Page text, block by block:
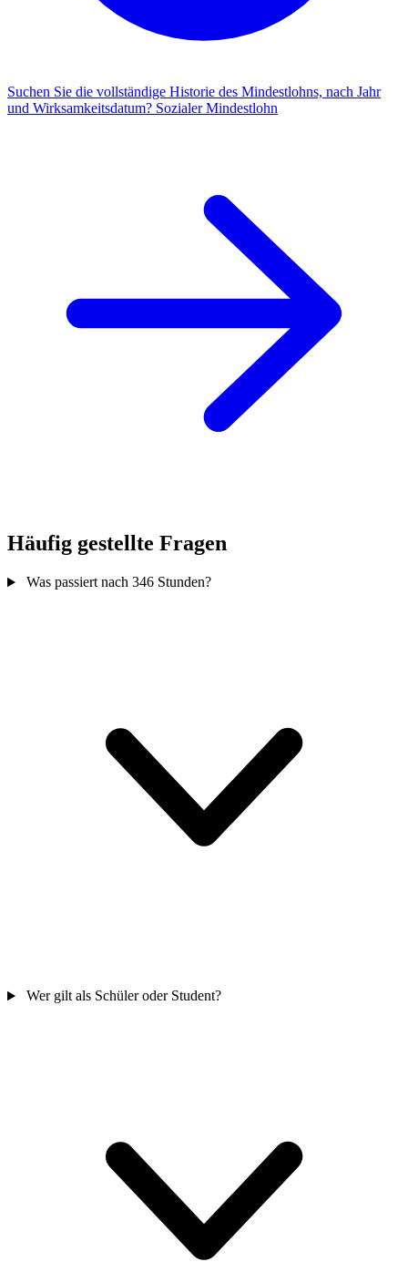
Suchen Sie die vollständige Historie des Mindestlohns, nach Jahr
und Wirksamkeitsdatum? Sozialer Mindestlohn
Häufig gestellte Fragen
Was passiert nach 346 Stunden?
Wer gilt als Schüler oder Student?